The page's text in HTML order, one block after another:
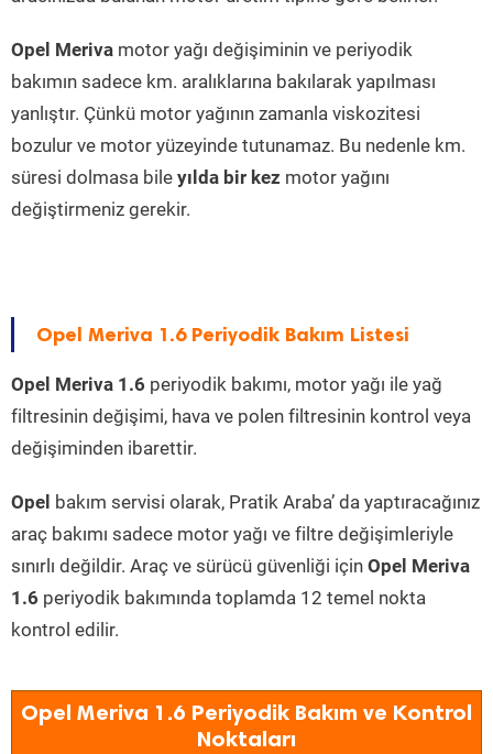
Opel Meriva motor yağı değişiminin ve periyodik
bakımın sadece km. aralıklarına bakılarak yapılması
yanlıştır. Çünkü motor yağının zamanla viskozitesi
bozulur ve motor yüzeyinde tutunamaz. Bu nedenle km.
süresi dolmasa bile yılda bir kez motor yağını
değiştirmeniz gerekir.
Opel Meriva 1.6 Periyodik Bakım Listesi
Opel Meriva 1.6 periyodik bakımı, motor yağı ile yağ
filtresinin değişimi, hava ve polen filtresinin kontrol veya
değişiminden ibarettir.
Opel bakım servisi olarak, Pratik Araba’ da yaptıracağınız
araç bakımı sadece motor yağı ve filtre değişimleriyle
sınırlı değildir. Araç ve sürücü güvenliği için Opel Meriva
1.6 periyodik bakımında toplamda 12 temel nokta
kontrol edilir.
Opel Meriva 1.6 Periyodik Bakım ve Kontrol
Noktaları